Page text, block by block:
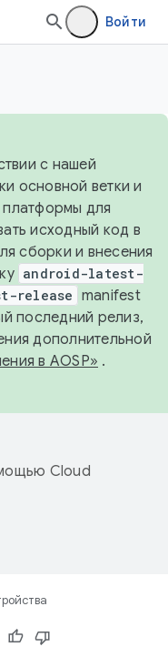
Войти
с нашей
основной ветки и
платформы для
исходный код в
сборки и внесения
android-latest-
release manifest
последний релиз,
дополнительной
в AOSP» .
Cloud